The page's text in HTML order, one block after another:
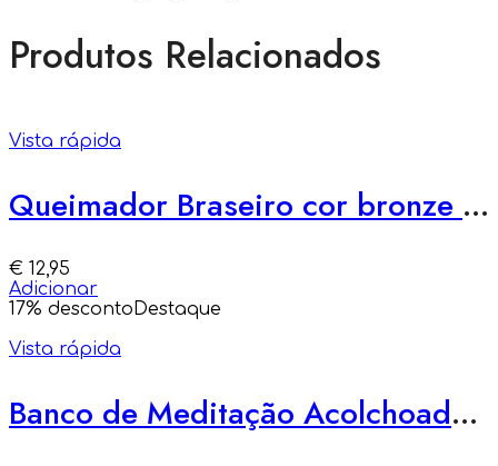
Produtos Relacionados
Vista rápida
Queimador Braseiro cor bronze 8,5cm
€ 12,95
Adicionar
17% desconto Destaque
Vista rápida
Banco de Meditação Acolchoado Premium